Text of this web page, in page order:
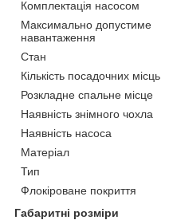
Комплектація насосом
Максимально допустиме
навантаження
Стан
Кількість посадочних місць
Розкладне спальне місце
Наявність знімного чохла
Наявність насоса
Матеріал
Тип
Флокіроване покриття
Габаритні розміри